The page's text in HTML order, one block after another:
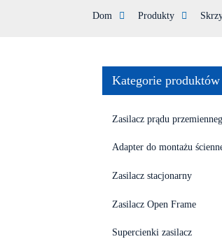
Dom Produkty
Kategorie produktów
Zasilacz prądu
Adapter do montażu
Zasilacz stacjonarny
Zasilacz Open Frame
Supercienki zasilacz